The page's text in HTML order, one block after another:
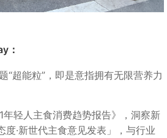
：
“超能粒”，即是意指拥有无限营养力
年轻人主食消费趋势报告》，洞察新
·新世代主食意见发表」，与行业